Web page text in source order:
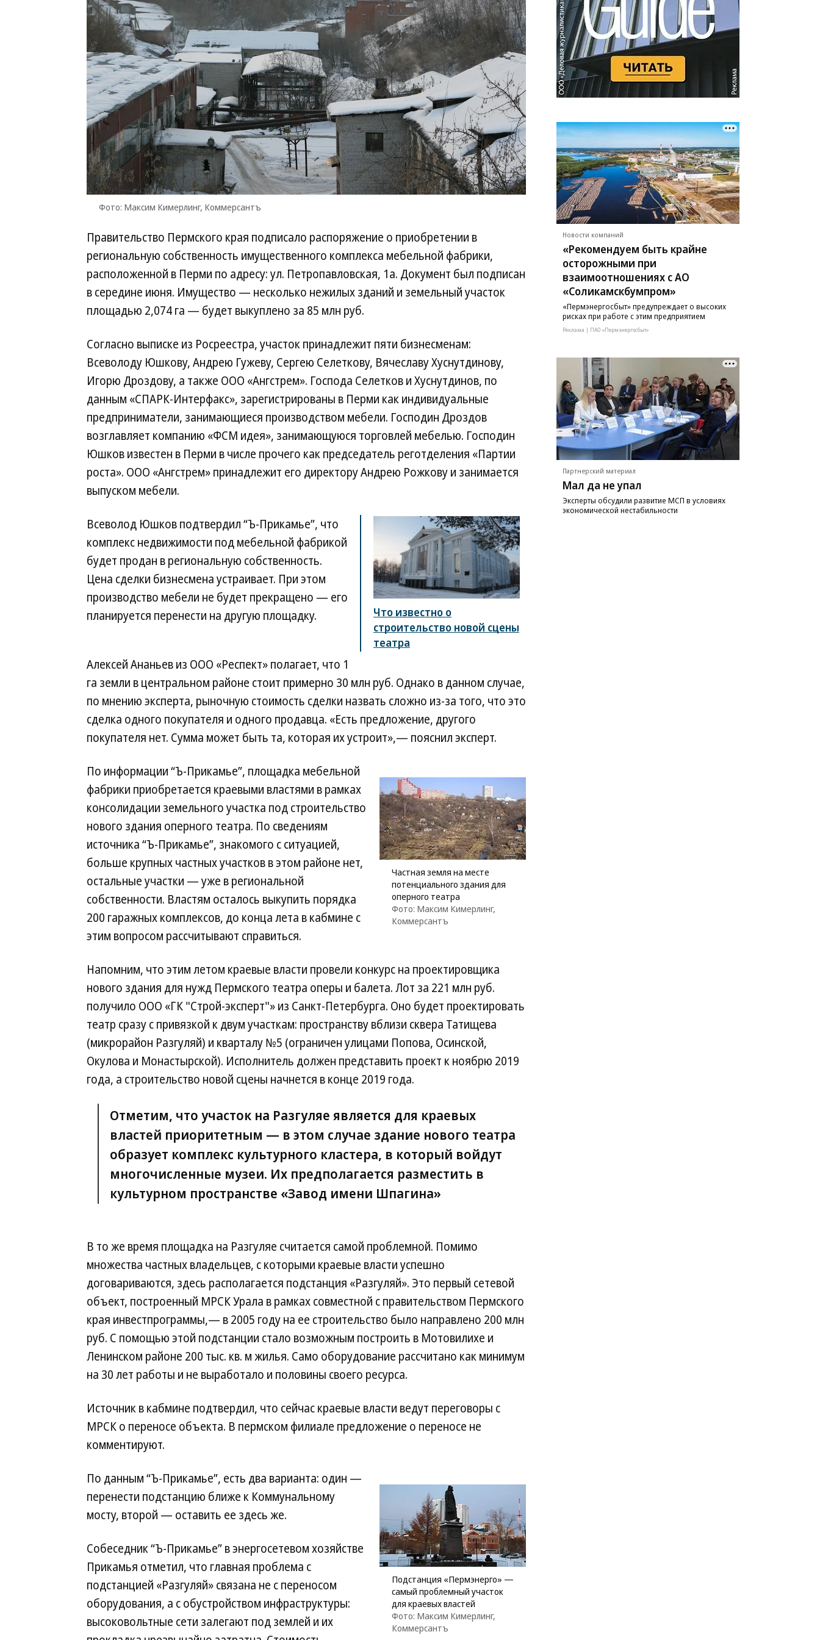
Фото: Максим Кимерлинг, Коммерсантъ
Максим
Кимерлинг,
Коммерсантъ
Правительство Пермского края подписало распоряжение о приобретении в
региональную собственность имущественного комплекса мебельной фабрики,
расположенной в Перми по адресу: ул. Петропавловская, 1а. Документ был подписан
в середине июня. Имущество — несколько нежилых зданий и земельный участок
площадью 2,074 га — будет выкуплено за 85 млн руб.
Согласно выписке из Росреестра, участок принадлежит пяти бизнесменам:
Всеволоду Юшкову, Андрею Гужеву, Сергею Селеткову, Вячеславу Хуснутдинову,
Игорю Дроздову, а также ООО «Ангстрем». Господа Селетков и Хуснутдинов, по
данным «СПАРК-Интерфакс», зарегистрированы в Перми как индивидуальные
предприниматели, занимающиеся производством мебели. Господин Дроздов
возглавляет компанию «ФСМ идея», занимающуюся торговлей мебелью. Господин
Юшков известен в Перми в числе прочего как председатель реготделения «Партии
роста». ООО «Ангстрем» принадлежит его директору Андрею Рожкову и занимается
выпуском мебели.
Что известно о
строительство новой сцены
театра
Всеволод Юшков подтвердил “Ъ-Прикамье”, что
комплекс недвижимости под мебельной фабрикой
будет продан в региональную собственность.
Цена сделки бизнесмена устраивает. При этом
производство мебели не будет прекращено — его
планируется перенести на другую площадку.
Алексей Ананьев из ООО «Респект» полагает, что 1
га земли в центральном районе стоит примерно 30 млн руб. Однако в данном случае,
по мнению эксперта, рыночную стоимость сделки назвать сложно из-за того, что это
сделка одного покупателя и одного продавца. «Есть предложение, другого
покупателя нет. Сумма может быть та, которая их устроит»,— пояснил эксперт.
Частная земля на месте
потенциального здания для
оперного театра
Фото: Максим Кимерлинг,
Коммерсантъ
По информации “Ъ-Прикамье”, площадка мебельной
фабрики приобретается краевыми властями в рамках
консолидации земельного участка под строительство
нового здания оперного театра. По сведениям
источника “Ъ-Прикамье”, знакомого с ситуацией,
больше крупных частных участков в этом районе нет,
остальные участки — уже в региональной
собственности. Властям осталось выкупить порядка
200 гаражных комплексов, до конца лета в кабмине с
этим вопросом рассчитывают справиться.
Напомним, что этим летом краевые власти провели конкурс на проектировщика
нового здания для нужд Пермского театра оперы и балета. Лот за 221 млн руб.
получило ООО «ГК "Строй-эксперт"» из Санкт-Петербурга. Оно будет проектировать
театр сразу с привязкой к двум участкам: пространству вблизи сквера Татищева
(микрорайон Разгуляй) и кварталу №5 (ограничен улицами Попова, Осинской,
Окулова и Монастырской). Исполнитель должен представить проект к ноябрю 2019
года, а строительство новой сцены начнется в конце 2019 года.
Отметим, что участок на Разгуляе является для краевых
властей приоритетным — в этом случае здание нового театра
образует комплекс культурного кластера, в который войдут
многочисленные музеи. Их предполагается разместить в
культурном пространстве «Завод имени Шпагина»
В то же время площадка на Разгуляе считается самой проблемной. Помимо
множества частных владельцев, с которыми краевые власти успешно
договариваются, здесь располагается подстанция «Разгуляй». Это первый сетевой
объект, построенный МРСК Урала в рамках совместной с правительством Пермского
края инвест­программы,— в 2005 году на ее строительство было направлено 200 млн
руб. С помощью этой подстанции стало возможным построить в Мотовилихе и
Ленинском районе 200 тыс. кв. м жилья. Само оборудование рассчитано как минимум
на 30 лет работы и не выработало и половины своего ресурса.
Источник в кабмине подтвердил, что сейчас краевые власти ведут переговоры с
МРСК о переносе объекта. В пермском филиале предложение о переносе не
комментируют.
Подстанция «Пермэнерго» —
самый проблемный участок
для краевых властей
Фото: Максим Кимерлинг,
Коммерсантъ
По данным “Ъ-Прикамье”, есть два варианта: один —
перенести подстанцию ближе к Коммунальному
мосту, второй — оставить ее здесь же.
Собеседник “Ъ-Прикамье” в энергосетевом хозяйстве
Прикамья отметил, что главная проблема с
подстанцией «Разгуляй» связана не с переносом
оборудования, а с обустройством инфраструктуры:
высоковольтные сети залегают под землей и их
Новости компаний
«Рекомендуем быть крайне
осторожными при
взаимоотношениях с АО
«Соликамскбумпром»
«Пермэнергосбыт» предупреждает о высоких
рисках при работе с этим предприятием
Реклама | ПАО «Пермэнергосбыт»
Партнерский материал
Мал да не упал
Эксперты обсудили развитие МСП в условиях
экономической нестабильности